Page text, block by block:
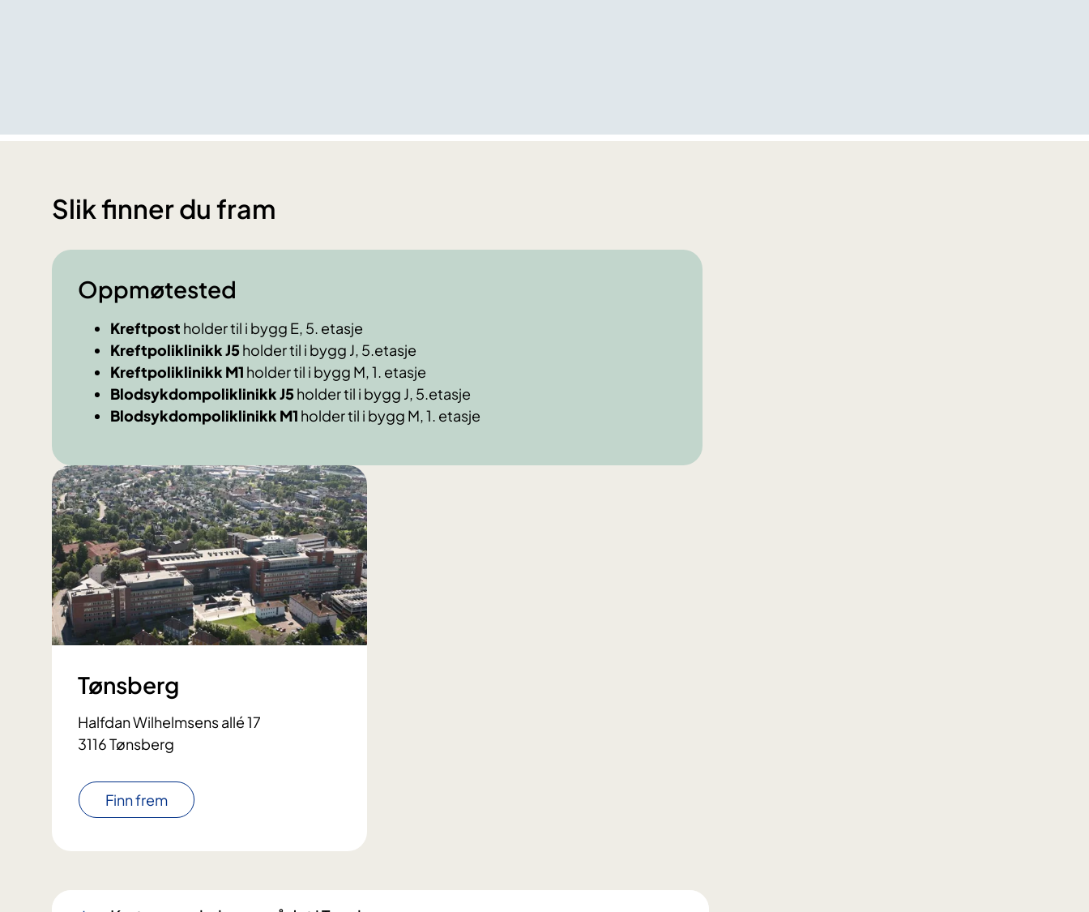
Slik finner du fram
Oppmøtested
Kreftpost holder til i bygg E, 5. etasje
Kreftpoliklinikk J5holder til i bygg J, 5.etasje
Kreftpoliklinikk M1 holder til i bygg M, 1. etasje
Blodsykdompoliklinikk J5holder til i bygg J, 5.etasje
Blodsykdompoliklinikk M1 holder til i bygg M, 1. etasje
Tønsberg
Halfdan Wilhelmsens allé 17
3116 Tønsberg
Finn frem